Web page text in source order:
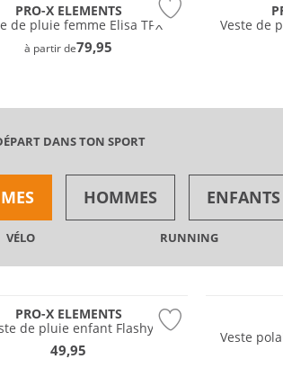
PRO-X ELEMENTS
de pluie femme Elisa TPX
à partir de79,95
Veste de
DANS TON SPORT
HOMMES ENFANTS
VÉLO RUNNING
PRO-X ELEMENTS
de pluie enfant Flashy
49,95
Veste